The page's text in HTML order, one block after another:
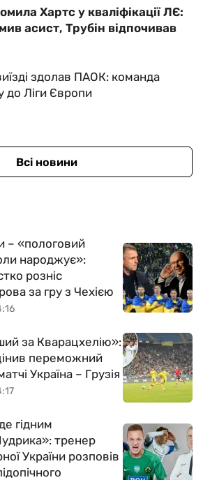
Хартс у кваліфікації ЛЄ:
асист, Трубін відпочивав
здолав ПАОК: команда
до Ліги Європи
Всі новини
– «пологовий
народжує»:
розніс
за гру з Чехією
за Кварацхелію»:
переможний
Україна – Грузія
гідним
тренер
України розповів